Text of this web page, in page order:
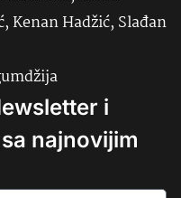
Kenan Hadžić, Slađan
i
najnovijim